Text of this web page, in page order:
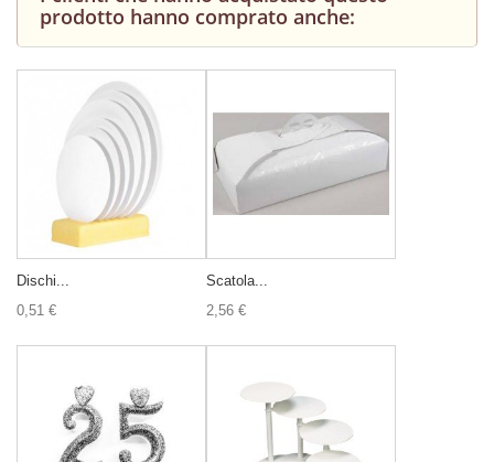
prodotto hanno comprato anche:
Dischi...
0,51 €
Scatola...
2,56 €